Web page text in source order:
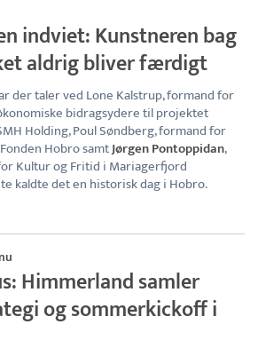
indviet: Kunstneren bag
aldrig bliver færdigt
der taler ved Lone Kalstrup, formand for
bidragsydere til projektet
Holding, Poul Søndberg, formand for
Hobro samtJørgen Pontoppidan,
Kultur og Fritid i Mariagerfjord
kaldte det en historisk dag i Hobro.
Himmerland samler
og sommerkickoff i